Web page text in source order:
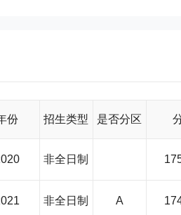
教育教学改革，人才培养质量持续
，现有专任教师2200余人，拥有中国
全国大学生“小平科技创新团队”2个
1个国家级虚拟仿真实验教学中心、3个国家
硕士学位授权一级学
份 招生类型 是否分区
非全日制
非全日制 A